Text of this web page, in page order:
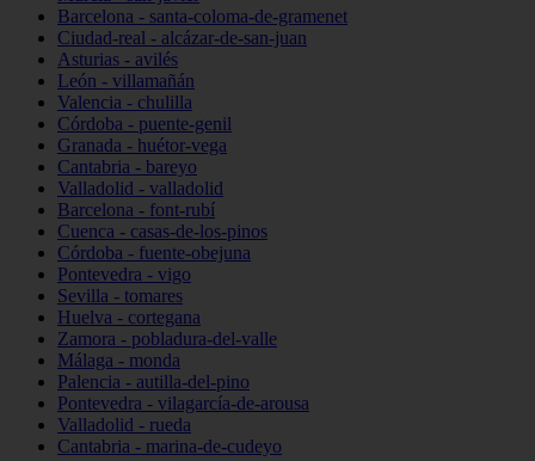
Barcelona - santa-coloma-de-gramenet
Ciudad-real - alcázar-de-san-juan
Asturias - avilés
León - villamañán
Valencia - chulilla
Córdoba - puente-genil
Granada - huétor-vega
Cantabria - bareyo
Valladolid - valladolid
Barcelona - font-rubí
Cuenca - casas-de-los-pinos
Córdoba - fuente-obejuna
Pontevedra - vigo
Sevilla - tomares
Huelva - cortegana
Zamora - pobladura-del-valle
Málaga - monda
Palencia - autilla-del-pino
Pontevedra - vilagarcía-de-arousa
Valladolid - rueda
Cantabria - marina-de-cudeyo